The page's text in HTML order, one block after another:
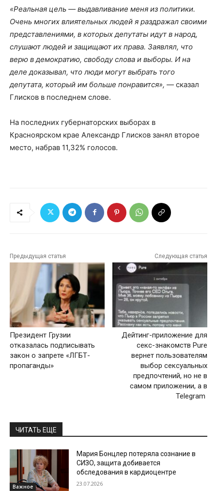
«Реальная цель — выдавливание меня из политики.
Очень многих влиятельных людей я раздражал своими
представлениями, в которых депутаты идут в народ,
слушают людей и защищают их права. Заявлял, что
верю в демократию, свободу слова и выборы. И на
деле доказывал, что люди могут выбрать того
депутата, который им больше понравится», — сказал
Глисков в последнем слове.
На последних губернаторских выборах в
Красноярском крае Александр Глисков занял второе
место, набрав 11,32% голосов.
Предыдущая статья
Президент Грузии
отказалась подписывать
закон о запрете «ЛГБТ-
пропаганды»
Следующая статья
Дейтинг-приложение для
секс-знакомств Pure
вернет пользователям
выбор сексуальных
предпочтений, но не в
самом приложении, а в
Telegram
ЧИТАТЬ ЕЩЕ
Важное
Мария Бонцлер потеряла сознание в
СИЗО, защита добивается
обследования в кардиоцентре
23.07.2026